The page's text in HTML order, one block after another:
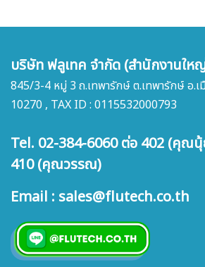
บริษัท ฟลูเทค จำกัด (สำนักงานให
845/3-4 หมู่ 3 ถ.เทพารักษ์ ต.เทพารักษ์ อ.เ
10270 , TAX ID : 0115532000793
Tel. 02-384-6060 ต่อ 402 (คุณ
410 (คุณวรรณ)
Email : sales@flutech.co.th